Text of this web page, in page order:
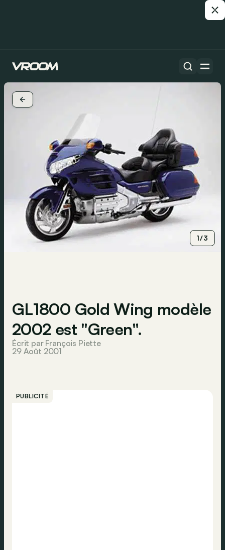
1/3
GL1800 Gold Wing modèle
2002 est "Green".
Écrit par François Piette
29 Août 2001
PUBLICITÉ